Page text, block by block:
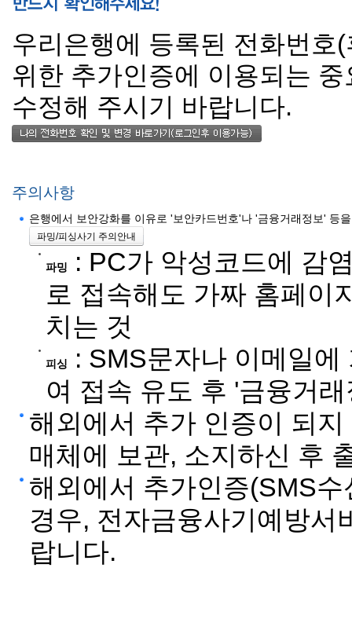
우리은행에 등록된 전화번호
위한 추가인증에 이용되는
수정해 주시기 바랍니다.
주의사항
은행에서 보안강화를 이유로 '보안카드번호'나 '금융거래정보' 등
파밍/피싱사기 주의안내
파밍
: PC가 악성코드에 감
로 접속해도 가짜 홈페이
치는 것
피싱
: SMS문자나 이메일
여 접속 유도 후 '금융거
해외에서 추가 인증이 되
매체에 보관, 소지하신 후
해외에서 추가인증(SMS
경우, 전자금융사기예방서
랍니다.